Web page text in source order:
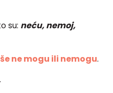
su: neću, nemoj,
ne mogu ili nemogu.